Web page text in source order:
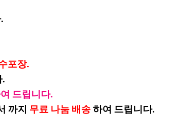
포장.
드립니다.
지 무료나눔배송하여드립니다.